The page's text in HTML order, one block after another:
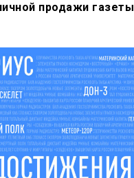
продажи газеты